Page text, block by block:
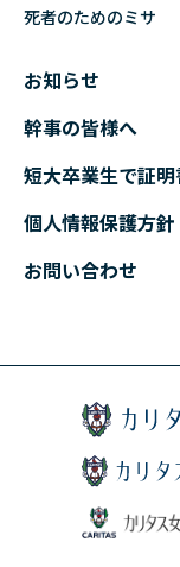
死者のためのミサ
お知らせ
幹事の皆様へ
短大卒業生で証
個人情報保護方針
お問い合わせ